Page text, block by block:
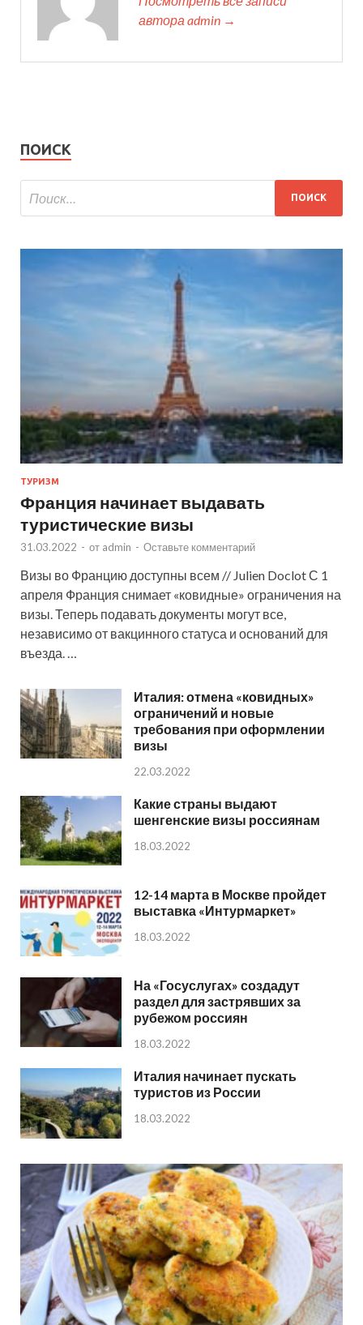
автора admin →
ПОИСК
ТУРИЗМ
Франция начинает выдавать
туристические визы
31.03.2022 - от admin - Оставьте комментарий
Визы во Францию доступны всем // Julien Doclot С 1
апреля Франция снимает «ковидные» ограничения на
визы. Теперь подавать документы могут все,
независимо от вакцинного статуса и оснований для
въезда. …
Италия: отмена «ковидных»
ограничений и новые
требования при оформлении
визы
22.03.2022
Какие страны выдают
шенгенские визы россиянам
18.03.2022
12-14 марта в Москве пройдет
выставка «Интурмаркет»
18.03.2022
На «Госуслугах» создадут
раздел для застрявших за
рубежом россиян
18.03.2022
Италия начинает пускать
туристов из России
18.03.2022